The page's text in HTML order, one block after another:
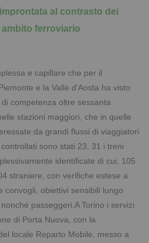
al contrasto dei
ferroviario
e capillare che per il
e la Valle d’Aosta ha visto
competenza oltre sessanta
stazioni maggiori, che in quelle
da grandi flussi di viaggiatori
sono stati 23, 31 i treni
identificate di cui, 105
straniere, con verifiche estese a
convogli, obiettivi sensibili lungo
passeggeri.A Torino i servizi
di Porta Nuova, con la
locale Reparto Mobile, messo a